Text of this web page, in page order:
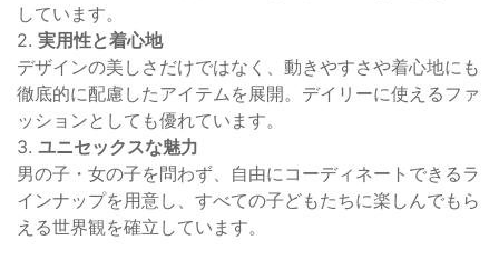
しています。
2. 実用性と着心地
デザインの美しさだけではなく、動きやすさや着心地にも
徹底的に配慮したアイテムを展開。デイリーに使えるファ
ッションとしても優れています。
3. ユニセックスな魅力
男の子・女の子を問わず、自由にコーディネートできるラ
インナップを用意し、すべての子どもたちに楽しんでもら
える世界観を確立しています。